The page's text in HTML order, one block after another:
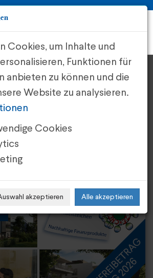
Cookies, um Inhalte und
Funktionen für
anbieten zu können und die
Website zu analysieren.
Cookies
akzeptieren Alle akzeptieren